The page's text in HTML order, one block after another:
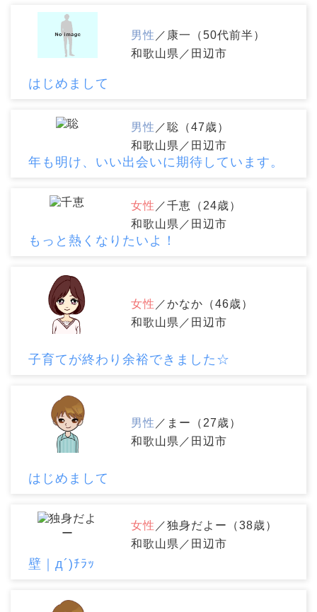
男性 ／康一（50代前半）
和歌山県／田辺市
はじめまして
男性 ／聡（47歳）
和歌山県／田辺市
年も明け、いい出会いに期待しています。
女性 ／千恵（24歳）
和歌山県／田辺市
もっと熱くなりたいよ！
女性 ／かなか（46歳）
和歌山県／田辺市
子育てが終わり余裕できました☆
男性 ／まー（27歳）
和歌山県／田辺市
はじめまして
女性 ／独身だよー（38歳）
和歌山県／田辺市
壁｜д´)ﾁﾗｯ